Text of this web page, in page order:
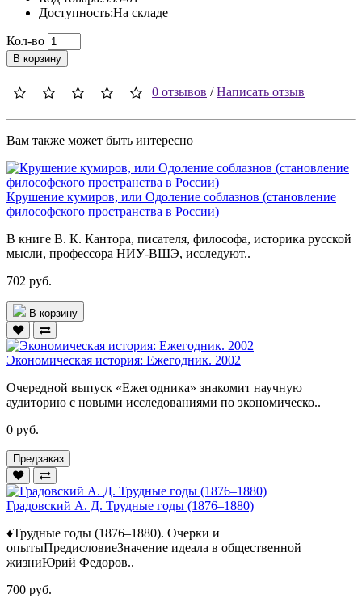
Доступность:На складе
Кол-во
В корзину
0 отзывов /Написать отзыв
Вам также может быть интересно
Крушение кумиров, или Одоление соблазнов (становление
философского пространства в России)
В книге В. К. Кантора, писателя, философа, историка русской
мысли, профессора НИУ-ВШЭ, исследуют..
702 руб.
В корзину
Экономическая история: Ежегодник. 2002
Очередной выпуск «Ежегодника» знакомит научную
аудиторию с новыми исследованиями по экономическо..
0 руб.
Предзаказ
Градовский А. Д. Трудные годы (1876–1880)
♦Трудные годы (1876–1880). Очерки и
опытыПредисловиеЗначение идеала в общественной
жизниЮрий Федоров..
700 руб.